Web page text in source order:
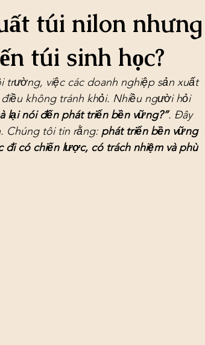
túi nilon nhưng
túi sinh học?
trường, việc các doanh nghiệp sản xuất
không tránh khỏi. Nhiều người hỏi
lại nói đến phát triển bền vững?”. Đây
Chúng tôi tin rằng: phát triển bền vững
đi có chiến lược, có trách nhiệm và phù